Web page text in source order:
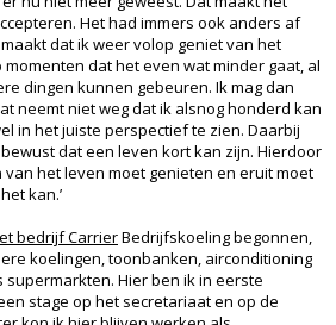
Het had immers ook anders af
dat ik weer volop geniet van het
dat het even wat minder gaat, al
dingen kunnen gebeuren. Ik mag dan
neemt niet weg dat ik alsnog honderd kan
in het juiste perspectief te zien. Daarbij
dat een leven kort kan zijn. Hierdoor
van het leven moet genieten en eruit moet
kan.’
bedrijf CarrierBedrijfskoeling begonnen,
koelingen, toonbanken, airconditioning
Hier ben ik in eerste
stage op het secretariaat en op de